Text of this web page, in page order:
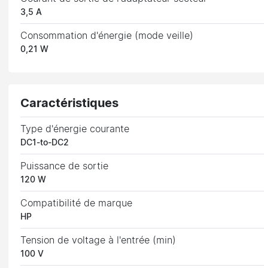
3,5 A
Consommation d'énergie (mode veille)
0,21 W
Caractéristiques
Type d'énergie courante
DC1-to-DC2
Puissance de sortie
120 W
Compatibilité de marque
HP
Tension de voltage à l'entrée (min)
100 V